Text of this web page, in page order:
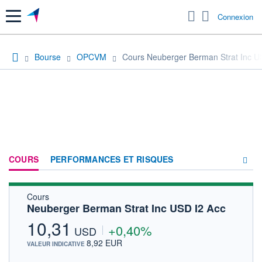
Menu Connexion
Bourse OPCVM Cours Neuberger Berman Strat Inc
COURS PERFORMANCES ET RISQUES
Cours
Neuberger Berman Strat Inc USD I2 Acc
10,31 USD +0,40%
VALEUR INDICATIVE 8,92 EUR